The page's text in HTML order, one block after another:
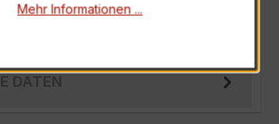
Niederspannungs-Messwandler
DATEN
Mehr Informationen ...